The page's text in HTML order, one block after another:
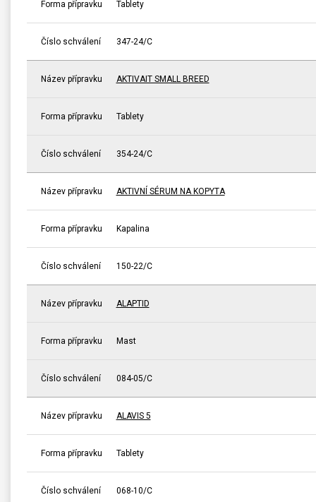
Forma přípravku Tablety
Číslo schválení 347-24/C
Název přípravku AKTIVAIT SMALL BREED
Forma přípravku Tablety
Číslo schválení 354-24/C
Název přípravku AKTIVNÍ SÉRUM NA KOPYTA
Forma přípravku Kapalina
Číslo schválení 150-22/C
Název přípravku ALAPTID
Forma přípravku Mast
Číslo schválení 084-05/C
Název přípravku ALAVIS 5
Forma přípravku Tablety
Číslo schválení 068-10/C